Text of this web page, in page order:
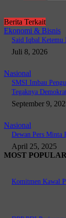
Berita Terkait
Ekonomi & Bisnis
Said Iqbal Ketemu
Juli 8, 2026
Nasional
SMSI Imbau
Tegaknya
September 9,
Nasional
Dewan Pers Minta
April 25, 2025
MOST POPULAR
Komitmen Kawal